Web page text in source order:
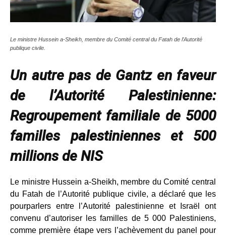
Le ministre Hussein a-Sheikh, membre du Comité central du Fatah de l’Autorité
publique civile.
Un autre pas de Gantz en faveur
de l’Autorité Palestinienne:
Regroupement familiale de 5000
familles palestiniennes et 500
millions de NIS
Le ministre Hussein a-Sheikh, membre du Comité central
du Fatah de l’Autorité publique civile, a déclaré que les
pourparlers entre l’Autorité palestinienne et Israël ont
convenu d’autoriser les familles de 5 000 Palestiniens,
comme première étape vers l’achèvement du panel pour